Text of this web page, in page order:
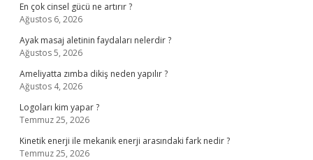
En çok cinsel gücü ne artırır ?
Ağustos 6, 2026
Ayak masaj aletinin faydaları nelerdir ?
Ağustos 5, 2026
Ameliyatta zımba dikiş neden yapılır ?
Ağustos 4, 2026
Logoları kim yapar ?
Temmuz 25, 2026
Kinetik enerji ile mekanik enerji arasındaki fark nedir ?
Temmuz 25, 2026